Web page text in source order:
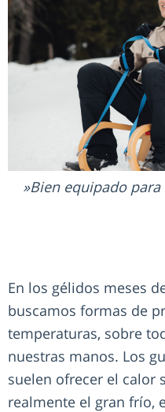
Bien equipado
En los gélidos meses
buscamos formas de
temperaturas, sobre
nuestras manos. Los
suelen ofrecer el calor
realmente el gran frío,